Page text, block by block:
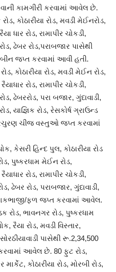
કામગીરી કરવામાં આવેલ છે.
કોઠારીયા રોડ, મવડી મેઈનરોડ,
ધાર રોડ, રામાપીર ચોકડી,
ઢેબર રોડ,પરાબજાર પાસેથી
જપ્ત કરવામાં આવી હતી.
કોઠારીયા રોડ, મવડી મેઈન રોડ,
રોડ, રામાપીર ચોકડી,
ઢેબરરોડ, પરા બજાર, ગુંદાવાડી,
યાજ્ઞિક રોડ, રેસકોર્ષ ગ્રાઉન્ડ
ચીજ વસ્તુઓ જપ્ત કરવામાં
કેસરી હિન્દ પુલ, કોઠારીયા રોડ
પુષ્કરધામ મેઈન રોડ,
રોડ, રામાપીર ચોકડી,
ઢેબર રોડ, પરાબજાર, ગુંદાવાડી,
ફળ જપ્ત કરવામાં આવેલ.
રોડ, ભાવનગર રોડ, પુષ્કરધામ
રૈયા રોડ, મવડી વિસ્તાર,
પાસેથી રૂ.2,34,500
આવેલ છે. 80 ફુટ રોડ,
કોઠારીયા રોડ, મોરબી રોડ,